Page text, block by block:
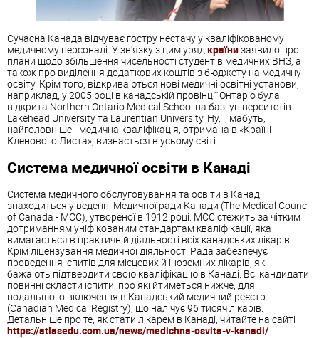
Сучасна Канада відчуває гостру нестачу у кваліфікованому
медичному персоналі. У зв'язку з цим урядкраїнизаявило про
плани щодо збільшення чисельності студентів медичних ВНЗ, а
також про виділення додаткових коштів з бюджету на медичну
освіту. Крім того, відкриваються нові медичні освітні установи,
наприклад, у 2005 році в канадській провінції Онтаріо була
відкрита Northern Ontario Medical School на базі університетів
Lakehead University та Laurentian University. Ну, і, мабуть,
найголовніше - медична кваліфікація, отримана в «Країні
Кленового Листа», визнається в усьому світі.
Система медичної освіти в Канаді
Система медичного обслуговування та освіти в Канаді
знаходиться у веденні Медичної ради Канади (The Medical Council
of Canada - MCC), утвореної в 1912 році. МСС стежить за чітким
дотриманням уніфікованим стандартам кваліфікації, яка
вимагається в практичній діяльності всіх канадських лікарів.
Крім ліцензування медичної діяльності Рада забезпечує
проведення іспитів для місцевих й іноземних лікарів, які
бажають підтвердити свою кваліфікацію в Канаді. Всі кандидати
повинні скласти іспити, про які йтиметься нижче, для
подальшого включення в Канадський медичний реєстр
(Canadian Medical Registry), що налічує 96 тисяч лікарів.
Детальніше про те, як стати лікарем в Канаді, читайте на сайті
https://atlasedu.com.ua/news/medichna-osvita-v-kanadi/